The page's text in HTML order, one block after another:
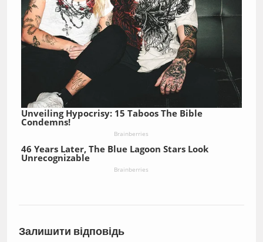
Unveiling Hypocrisy: 15 Taboos The Bible
Condemns!
Brainberries
46 Years Later, The Blue Lagoon Stars Look
Unrecognizable
Brainberries
Залишити відповідь